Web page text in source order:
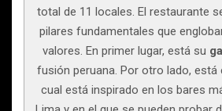
total de 11 locales. El restaurante
pilares fundamentales que
valores. En primer lugar, está su
fusión peruana. Por otro lado, está
cual está inspirado en los bares